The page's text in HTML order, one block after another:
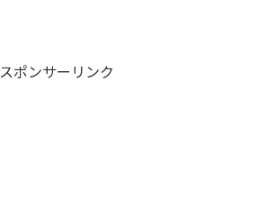
スポンサーリンク